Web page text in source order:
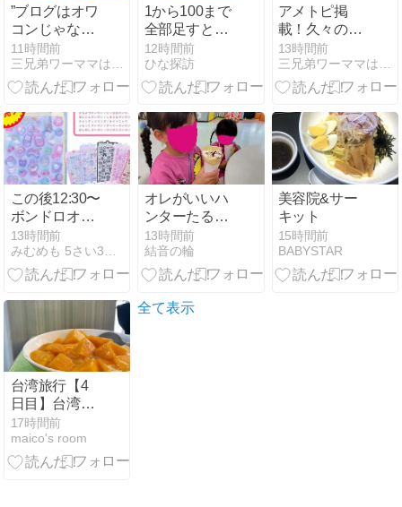
”ブログはオワ
コンじゃな
い？ブログを
書き続けて気
づいた本当の
11時間前
1から100まで
全部足すとい
くつ？階段を
長方形に直し
て考える｜小
【数と計算】
12時間前
ひな探訪
アメトピ掲
載！久々のあ
る意味季節ネ
タ？
13時間前
この後12:30〜
ボンドロオリ
ジナル柄♡発
売！はちみつ
にーはおゆに
13時間前
オレがいいハ
ンターたる証
拠。
13時間前
結音の輪
美容院&サー
キット
15時間前
BABYSTAR
台湾旅行【4
日目】台湾に
来たら絶対食
べたい！冰讃
のマンゴーか
17時間前
maico's room
全て表示